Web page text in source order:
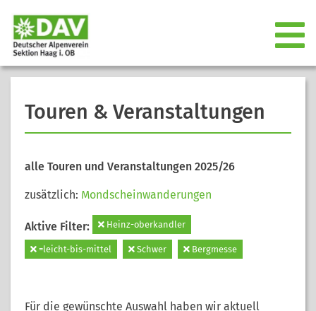
Touren & Veranstaltungen
alle Touren und Veranstaltungen 2025/26
zusätzlich: Mondscheinwanderungen
Aktive Filter: Heinz-oberkandler
=leicht-bis-mittel Schwer Bergmesse
Für die gewünschte Auswahl haben wir aktuell